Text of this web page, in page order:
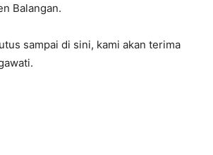
Balangan.
sampai di sini, kami akan terima